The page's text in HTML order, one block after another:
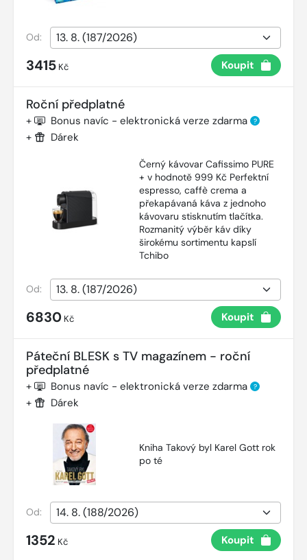
Od:
3415 Kč Koupit
Roční předplatné
+ Bonus navíc - elektronická verze zdarma ?
+ Dárek
Černý kávovar Cafissimo PURE
+ v hodnotě 999 Kč Perfektní
espresso, caffè crema a
překapávaná káva z jednoho
kávovaru stisknutím tlačítka.
Rozmanitý výběr káv díky
širokému sortimentu kapslí
Tchibo
Od:
6830 Kč Koupit
Páteční BLESK s TV magazínem - roční
předplatné
+ Bonus navíc - elektronická verze zdarma ?
+ Dárek
Kniha Takový byl Karel Gott rok
po té
Od:
1352 Kč Koupit